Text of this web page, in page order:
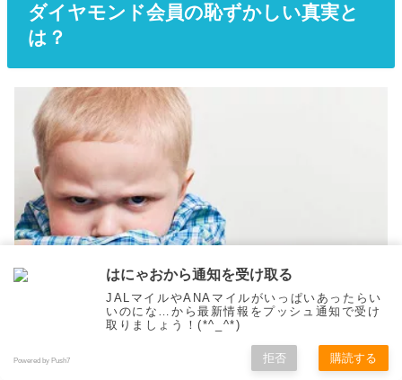
ダイヤモンド会員の恥ずかしい真実と
は？
続いて僕は迷惑なダイヤモンド会員のエピソードを聞い
はにゃおから通知を受け取る
JALマイルやANAマイルがいっぱいあったらい
いのにな…から最新情報をプッシュ通知で受け
取りましょう！(*^_^*)
Powered by Push7 拒否 購読する